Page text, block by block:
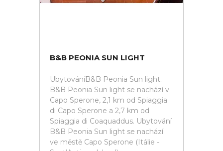
B&B PEONIA SUN LIGHT
UbytováníB&B Peonia Sun light.
B&B Peonia Sun light se nachází v
Capo Sperone, 2,1 km od Spiaggia
di Capo Sperone a 2,7 km od
Spiaggia di Coaquaddus. Ubytování
B&B Peonia Sun light se nachází
ve městě Capo Sperone (Itálie -